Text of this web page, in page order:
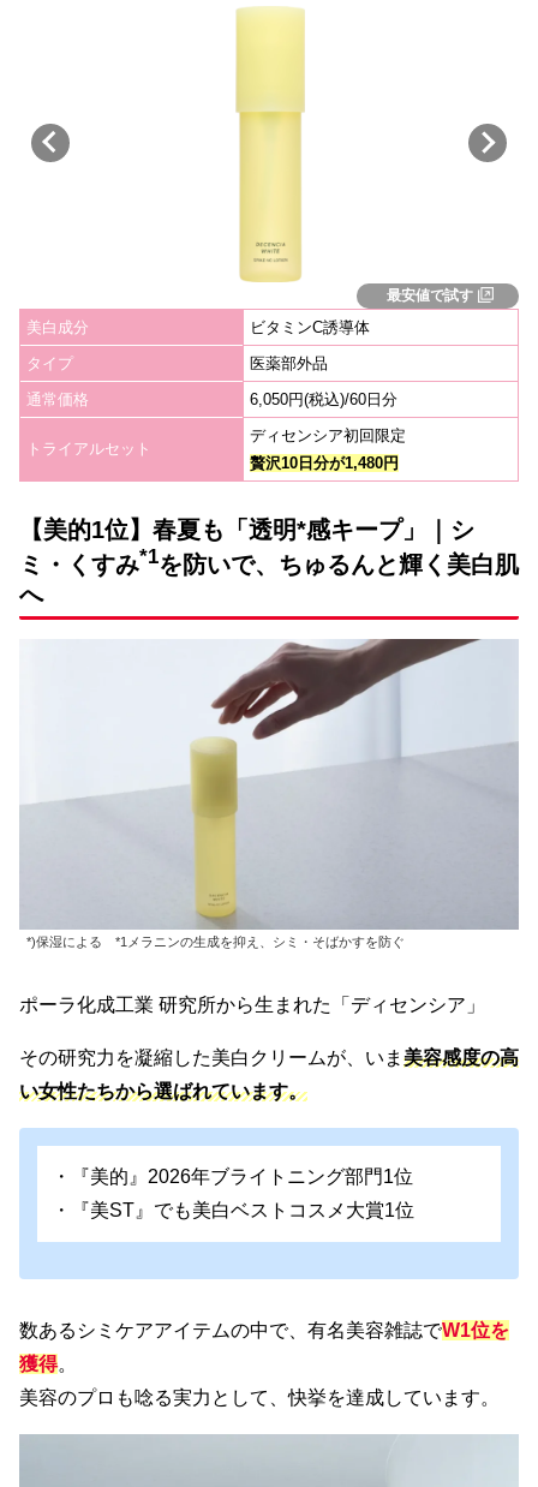
最安値で試す
美白成分
ビタミンC誘導体
タイプ
医薬部外品
通常価格
6,050円(税込)/60日分
トライアルセット
ディセンシア初回限定
贅沢10 日分が1,480円
【美的1位】春夏も「透明*感キープ」｜シ
ミ・くすみ*1を防いで、ちゅるんと輝く美白肌
へ
*)保湿による *1メラニンの生成を抑え、シミ・そばかすを防ぐ
ポーラ化成工業 研究所から生まれた「ディセンシア」
その研究力を凝縮した美白クリームが、いま 美容感度の高
い女性たちから選ばれています。
・『美的』2026年ブライトニング部門1位
・『美ST』でも美白ベストコスメ大賞1位
数あるシミケアアイテムの中で、有名美容雑誌でW1位を
獲得。
美容のプロも唸る実力として、快挙を達成しています。